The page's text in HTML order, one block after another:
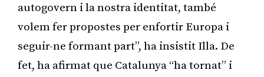
autogovern i la nostra identitat, també
volem fer propostes per enfortir Europa i
seguir-ne formant part”, ha insistit Illa. De
fet, ha afirmat que Catalunya “ha tornat” i